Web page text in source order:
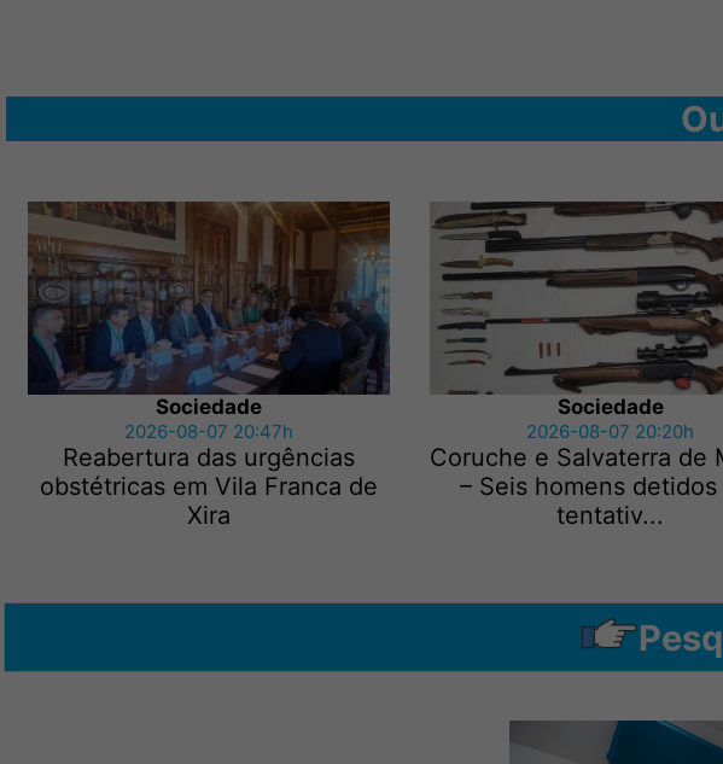
Sociedade
2026-08-07 20:47h
Reabertura das urgências
obstétricas em Vila Franca de
Xira
Sociedade
2026-08-07 20:20h
Coruche e Salvaterra de
– Seis homens
tentativ...